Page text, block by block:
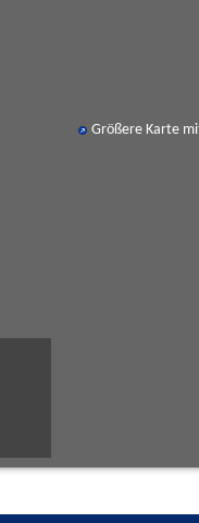
Größere Karte